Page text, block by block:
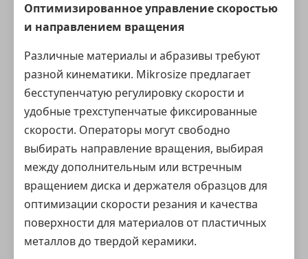
Оптимизированное управление скоростью
и направлением вращения
Различные материалы и абразивы требуют
разной кинематики. Mikrosize предлагает
бесступенчатую регулировку скорости и
удобные трехступенчатые фиксированные
скорости. Операторы могут свободно
выбирать направление вращения, выбирая
между дополнительным или встречным
вращением диска и держателя образцов для
оптимизации скорости резания и качества
поверхности для материалов от пластичных
металлов до твердой керамики.